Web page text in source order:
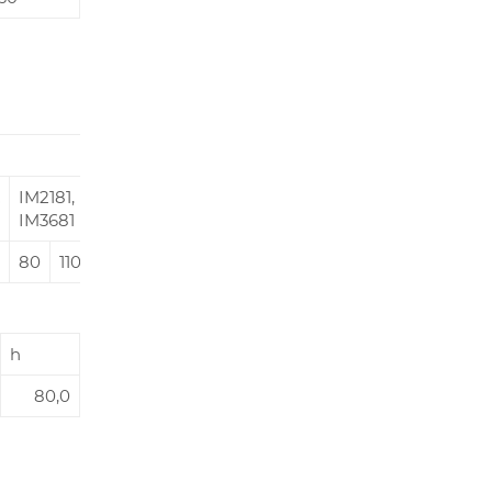
IM2181,
IM3681
80 110
h
80,0